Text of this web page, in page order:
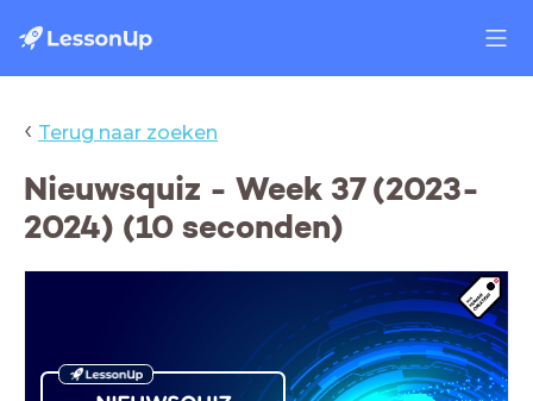
‹ Terug naar zoeken
Nieuwsquiz - Week 37 (2023-
2024) (10 seconden)